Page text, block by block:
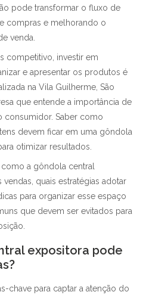
pode transformar o fluxo de
compras e melhorando o
venda.
competitivo, investir em
e apresentar os produtos é
na Vila Guilherme, São
que entende a importância de
consumidor. Saber como
devem ficar em uma gôndola
otimizar resultados.
a gôndola central
quais estratégias adotar
para organizar esse espaço
que devem ser evitados para
expositora pode
chave para captar a atenção do